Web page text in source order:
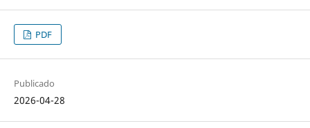
PDF
Publicado
2026-04-28